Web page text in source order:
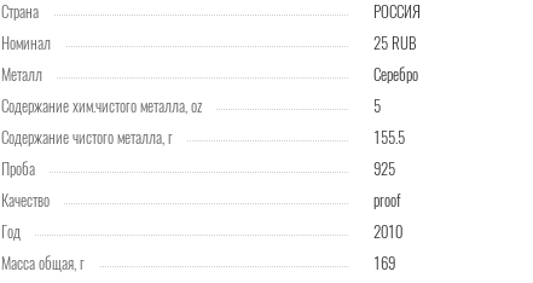
Страна
РОССИЯ
Номинал
25 RUB
Металл
Серебро
Содержание хим.чистого металла, oz
5
Содержание чистого металла, г
155.5
Проба
925
Качество
proof
Год
2010
Масса общая, г
169